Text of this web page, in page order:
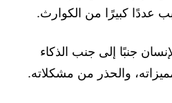
عددًا كبيرًا من الكوارث.
جنبًا إلى جنب الذكاء
والحذر من مشكلاته.